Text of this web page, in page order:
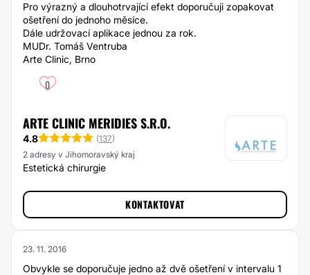
Pro výrazný a dlouhotrvající efekt doporučuji zopakovat
ošetření do jednoho měsíce.
Dále udržovací aplikace jednou za rok.
MUDr. Tomáš Ventruba
Arte Clinic, Brno
0
ARTE CLINIC MERIDIES S.R.O.
4.8 (137)
2 adresy v Jihomoravský kraj
Estetická chirurgie
KONTAKTOVAT
23. 11. 2016
Obvykle se doporučuje jedno až dvě ošetření v intervalu 1